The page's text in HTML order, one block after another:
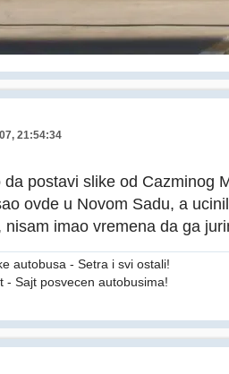
21:54:34
postavi slike od Cazminog
ovde u Novom Sadu, a
nisam imao vremena da ga
autobusa - Setra i svi ostali!
- Sajt posvecen autobusima!